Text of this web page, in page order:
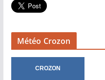
Météo Crozon